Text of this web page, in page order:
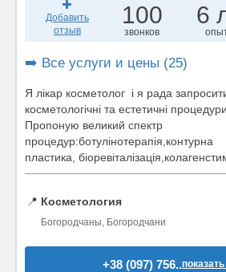
Добавить
отзыв
100
звонков
6
➡️ Все услуги и цены (25)
Я лікар косметолог і я рада
косметологічні та естетичні
Пропоную великий спектр
процедур:ботулінотерапія,контурна
пластика,
📍 Косметология
Богородчаны, Богородчани
+38 (097) 756..